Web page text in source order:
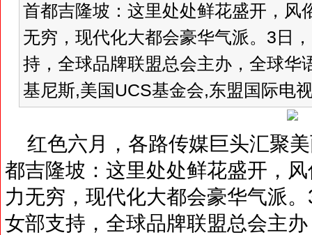
首都吉隆坡：这里处处鲜花盛开，风
无穷，现代化大都会豪华气派。3日
持，全球品牌联盟总会主办，全球华
基尼斯,美国UCS基金会,东盟国际电
红色六月，各路传媒巨头汇聚
都吉隆坡：这里处处鲜花盛开，
力无穷，现代化大都会豪华气派
女部支持，全球品牌联盟总会主